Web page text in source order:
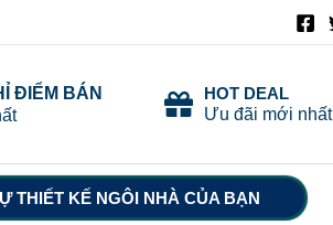
ĐIỂM BÁN
HOT DEAL
Ưu đãi mới nhất
THIẾT KẾ NGÔI NHÀ CỦA BẠN